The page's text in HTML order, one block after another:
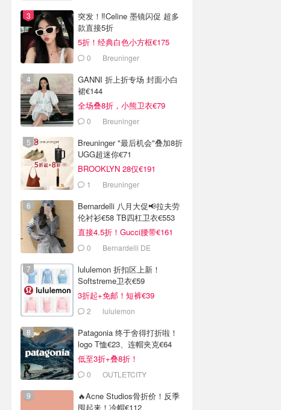
突发！‼️Celine 墨镜闪促 超多
款直接5折
5折！经典白色小方框€175
0 Breuninger
GANNI 折上折专场 封面小白
裙€144
全场叠8折，小熊卫衣€79
0 Breuninger
Breuninger "最后机会"叠加8折
UGG超迷你€71
BROOKLYN 28仅€191
1 Breuninger
Bernardelli 八月大促📢拉夫劳
伦衬衫€58 TB四杠卫衣€553
直接4.5折！Gucci腰带€161
0 Bernardelli DE
lululemon 折扣区上新！
Softstreme卫衣€59
3折起+免邮！短裤€39
2 lululemon
Patagonia 终于舍得打折啦！
logo T恤€23、连帽夹克€64
低至3折+叠8折！
0
OUTLETCITY
🔥Acne Studios骨折价！反季
囤起来！冷帽€112